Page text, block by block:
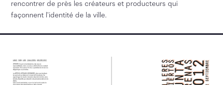
rencontrer de près les créateurs et producteurs qui
façonnent l’identité de la ville.